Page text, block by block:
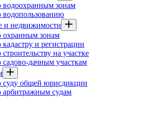
водоохранным зонам
водопользованию
и недвижимости
охранным зонам
и регистрации
на участке
дачным участкам
суду общей юрисдикции
арбитражным судам